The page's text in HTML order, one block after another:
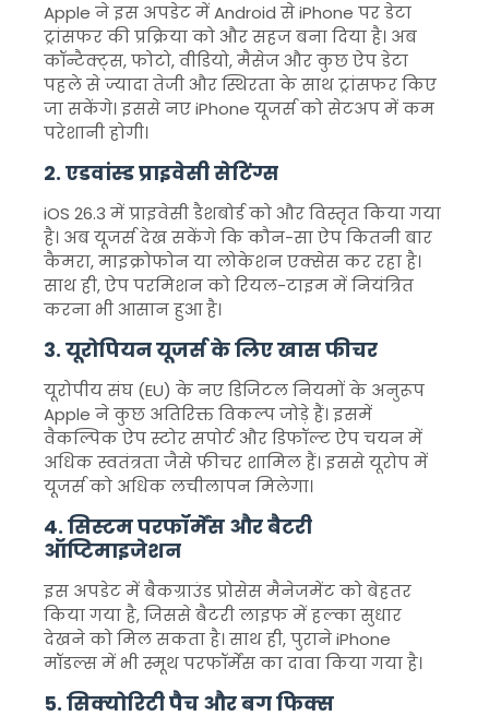
Apple ने इस अपडेट में Android से iPhone पर डेटा
ट्रांसफर की प्रक्रिया को और सहज बना दिया है। अब
कॉन्टैक्ट्स, फोटो, वीडियो, मैसेज और कुछ ऐप डेटा
पहले से ज्यादा तेजी और स्थिरता के साथ ट्रांसफर किए
जा सकेंगे। इससे नए iPhone यूजर्स को सेटअप में कम
परेशानी होगी।
2. एडवांस्ड प्राइवेसी सेटिंग्स
iOS 26.3 में प्राइवेसी डैशबोर्ड को और विस्तृत किया गया
है। अब यूजर्स देख सकेंगे कि कौन-सा ऐप कितनी बार
कैमरा, माइक्रोफोन या लोकेशन एक्सेस कर रहा है।
साथ ही, ऐप परमिशन को रियल-टाइम में नियंत्रित
करना भी आसान हुआ है।
3. यूरोपियन यूजर्स के लिए खास फीचर
यूरोपीय संघ (EU) के नए डिजिटल नियमों के अनुरूप
Apple ने कुछ अतिरिक्त विकल्प जोड़े हैं। इसमें
वैकल्पिक ऐप स्टोर सपोर्ट और डिफॉल्ट ऐप चयन में
अधिक स्वतंत्रता जैसे फीचर शामिल हैं। इससे यूरोप में
यूजर्स को अधिक लचीलापन मिलेगा।
4. सिस्टम परफॉर्मेंस और बैटरी
ऑप्टिमाइजेशन
इस अपडेट में बैकग्राउंड प्रोसेस मैनेजमेंट को बेहतर
किया गया है, जिससे बैटरी लाइफ में हल्का सुधार
देखने को मिल सकता है। साथ ही, पुराने iPhone
मॉडल्स में भी स्मूथ परफॉर्मेंस का दावा किया गया है।
5. सिक्योरिटी पैच और बग फिक्स